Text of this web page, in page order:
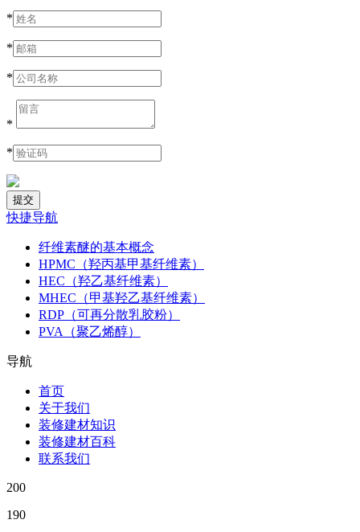
*
*
*
*
*
快捷导航
纤维素醚的基本概念
HPMC（羟丙基甲基纤维素）
HEC（羟乙基纤维素）
MHEC（甲基羟乙基纤维素）
RDP（可再分散乳胶粉）
PVA（聚乙烯醇）
导航
首页
关于我们
装修建材知识
装修建材百科
联系我们
200
190